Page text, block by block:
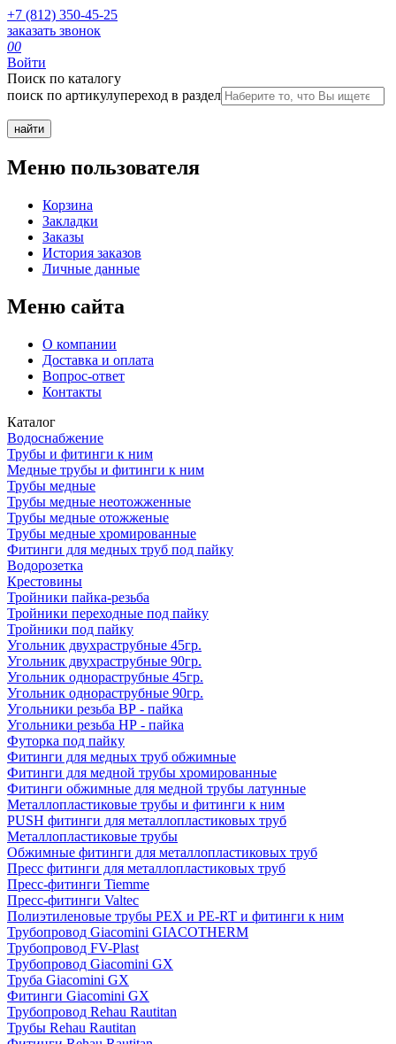
+7 (812) 350-45-25
заказать звонок
00
Войти
Поиск по каталогу
поиск по артикулупереход в раздел
Меню пользователя
Корзина
Закладки
Заказы
История заказов
Личные данные
Меню сайта
О компании
Доставка и оплата
Вопрос-ответ
Контакты
Каталог
Водоснабжение
Трубы и фитинги к ним
Медные трубы и фитинги к ним
Трубы медные
Трубы медные неотожженные
Трубы медные отожженые
Трубы медные хромированные
Фитинги для медных труб под пайку
Водорозетка
Крестовины
Тройники пайка-резьба
Тройники переходные под пайку
Тройники под пайку
Угольник двухраструбные 45гр.
Угольник двухраструбные 90гр.
Угольник однораструбные 45гр.
Угольник однораструбные 90гр.
Угольники резьба ВР - пайка
Угольники резьба НР - пайка
Футорка под пайку
Фитинги для медных труб обжимные
Фитинги для медной трубы хромированные
Фитинги обжимные для медной трубы латунные
Металлопластиковые трубы и фитинги к ним
PUSH фитинги для металлопластиковых труб
Металлопластиковые трубы
Обжимные фитинги для металлопластиковых труб
Пресс фитинги для металлопластиковых труб
Пресс-фитинги Tiemme
Пресс-фитинги Valtec
Полиэтиленовые трубы PEX и PE-RT и фитинги к ним
Трубопровод Giacomini GIACOTHERM
Трубопровод FV-Plast
Трубопровод Giacomini GX
Труба Giacomini GX
Фитинги Giacomini GX
Трубопровод Rehau Rautitan
Трубы Rehau Rautitan